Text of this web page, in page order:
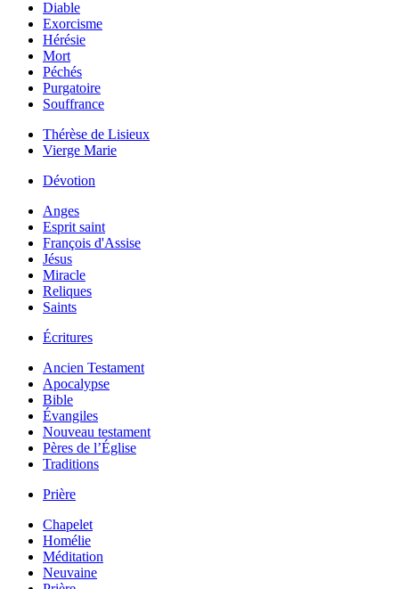
Diable
Exorcisme
Hérésie
Mort
Péchés
Purgatoire
Souffrance
Thérèse de Lisieux
Vierge Marie
Dévotion
Anges
Esprit saint
François d'Assise
Jésus
Miracle
Reliques
Saints
Écritures
Ancien Testament
Apocalypse
Bible
Évangiles
Nouveau testament
Pères de l’Église
Traditions
Prière
Chapelet
Homélie
Méditation
Neuvaine